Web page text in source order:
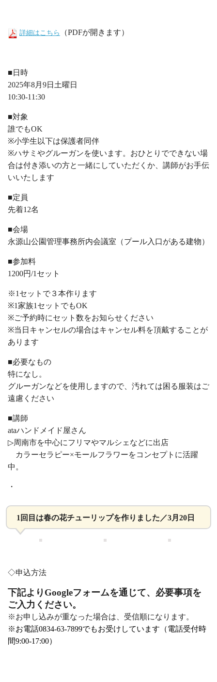
詳細はこちら （PDFが開きます）
■日時
2025年8月9日土曜日
10:30-11:30
■対象
誰でもOK
※小学生以下は保護者同伴
※ハサミやグルーガンを使います。おひとりでできない場
合は付き添いの方と一緒にしていただくか、講師がお手伝
いいたします
■定員
先着12名
■会場
永源山公園管理事務所内会議室（プール入口がある建物）
■参加料
1200円/1セット
※1セットで３本作ります
※1家族1セットでもOK
※ご予約時にセット数をお知らせください
※当日キャンセルの場合はキャンセル料を頂戴することが
あります
■必要なもの
特になし。
グルーガンなどを使用しますので、汚れては困る服装はご
遠慮ください
■講師
ataハンドメイド屋さん
▷周南市を中心にフリマやマルシェなどに出店
カラーセラピー×モールフラワーをコンセプトに活躍
中。
・
1回目は春の花チューリップを作りました／3月20日
◇申込方法
下記よりGoogleフォームを通じて、必要事項を
ご入力ください。
※お申し込みが重なった場合は、受信順になります。
※お電話0834-63-7899でもお受けしています（電話受付時
間9:00-17:00）